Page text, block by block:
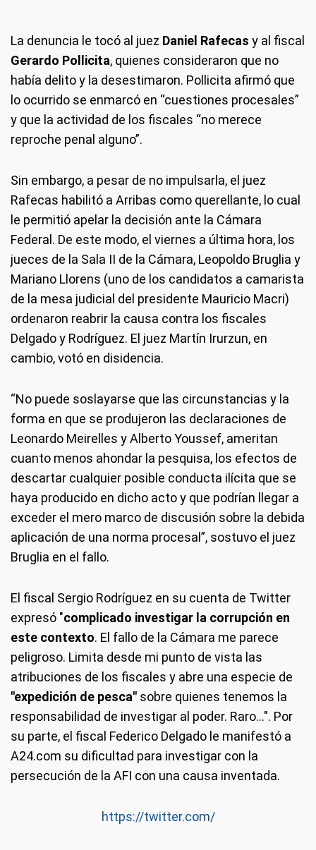
La denuncia le tocó al juez Daniel Rafecas y al fiscal
Gerardo Pollicita, quienes consideraron que no
había delito y la desestimaron. Pollicita afirmó que
lo ocurrido se enmarcó en “cuestiones procesales”
y que la actividad de los fiscales “no merece
reproche penal alguno”.
Sin embargo, a pesar de no impulsarla, el juez
Rafecas habilitó a Arribas como querellante, lo cual
le permitió apelar la decisión ante la Cámara
Federal. De este modo, el viernes a última hora, los
jueces de la Sala II de la Cámara, Leopoldo Bruglia y
Mariano Llorens (uno de los candidatos a camarista
de la mesa judicial del presidente Mauricio Macri)
ordenaron reabrir la causa contra los fiscales
Delgado y Rodríguez. El juez Martín Irurzun, en
cambio, votó en disidencia.
“No puede soslayarse que las circunstancias y la
forma en que se produjeron las declaraciones de
Leonardo Meirelles y Alberto Youssef, ameritan
cuanto menos ahondar la pesquisa, los efectos de
descartar cualquier posible conducta ilícita que se
haya producido en dicho acto y que podrían llegar a
exceder el mero marco de discusión sobre la debida
aplicación de una norma procesal”, sostuvo el juez
Bruglia en el fallo.
El fiscal Sergio Rodríguez en su cuenta de Twitter
expresó "complicado investigar la corrupción en
este contexto. El fallo de la Cámara me parece
peligroso. Limita desde mi punto de vista las
atribuciones de los fiscales y abre una especie de
"expedición de pesca" sobre quienes tenemos la
responsabilidad de investigar al poder. Raro...". Por
su parte, el fiscal Federico Delgado le manifestó a
A24.com su dificultad para investigar con la
persecución de la AFI con una causa inventada.
https://twitter.com/